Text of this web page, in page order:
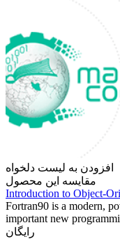
افزودن به لیست دلخواه
مقایسه این محصول
Introduction to Object-
Fortran90 is a modern,
important new
رایگان